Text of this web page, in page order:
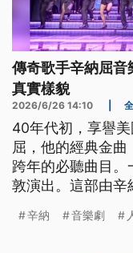
傳奇歌手辛納屈音
真實樣貌
2026/6/26 14:10
40年代初，享譽
屈，他的經典金
跨年的必聽曲目
敦演出。這部由辛
再起的傳奇歷程
辛納 音樂劇